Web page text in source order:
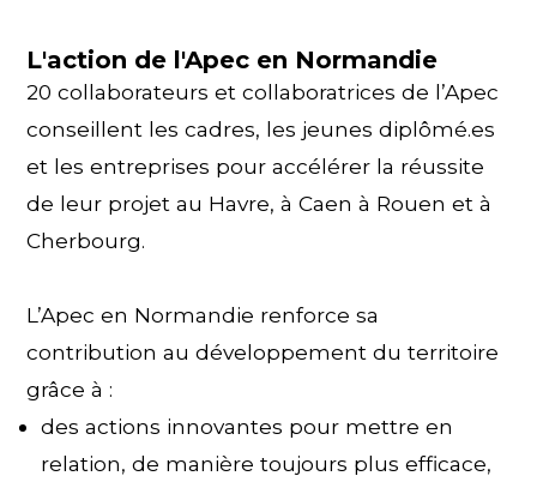
L'action de l'Apec en Normandie
20 collaborateurs et collaboratrices de l’Apec
conseillent les cadres, les jeunes diplômé.es
et les entreprises pour accélérer la réussite
de leur projet au Havre, à Caen à Rouen et à
Cherbourg.
L’Apec en Normandie renforce sa
contribution au développement du territoire
grâce à :
des actions innovantes pour mettre en
relation, de manière toujours plus efficace,